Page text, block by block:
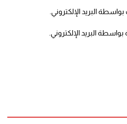
البريد الإلكتروني.
البريد الإلكتروني.